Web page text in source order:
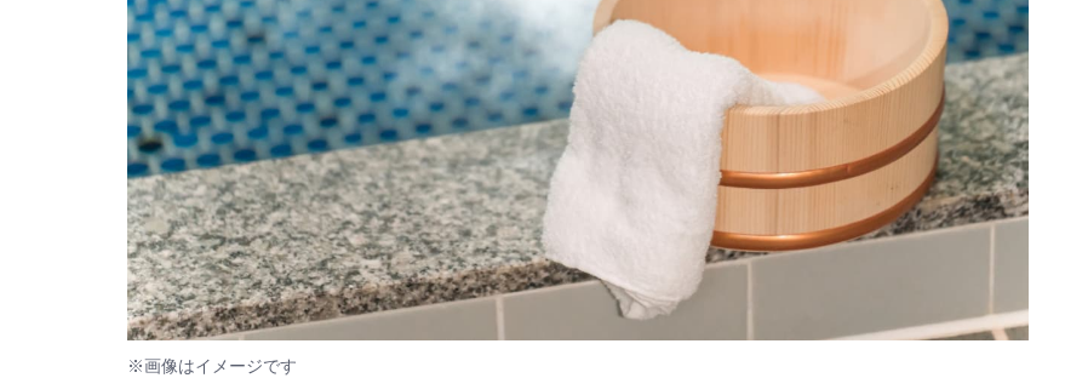
※画像はイメージです